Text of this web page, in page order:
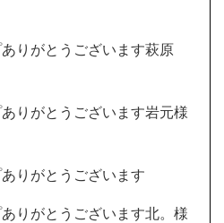
りがとうございます萩原
りがとうございます岩元様
りがとうございます
りがとうございます北。様